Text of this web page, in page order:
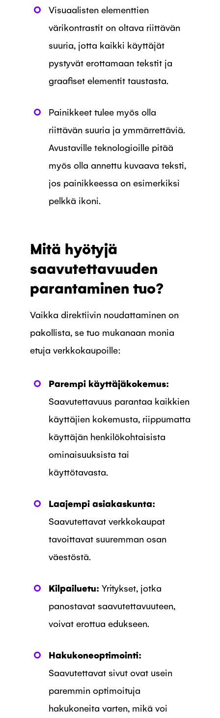
Visuaalisten elementtien
värikontrastit on oltava riittävän
suuria, jotta kaikki käyttäjät
pystyvät erottamaan tekstit ja
graafiset elementit taustasta.
Painikkeet tulee myös olla
riittävän suuria ja ymmärrettäviä.
Avustaville teknologioille pitää
myös olla annettu kuvaava teksti,
jos painikkeessa on esimerkiksi
pelkkä ikoni.
Mitä hyötyjä
saavutettavuuden
parantaminen tuo?
Vaikka direktiivin noudattaminen on
pakollista, se tuo mukanaan monia
etuja verkkokaupoille:
Parempi käyttäjäkokemus:
Saavutettavuus parantaa kaikkien
käyttäjien kokemusta, riippumatta
käyttäjän henkilökohtaisista
ominaisuuksista tai
käyttötavasta.
Laajempi asiakaskunta:
Saavutettavat verkkokaupat
tavoittavat suuremman osan
väestöstä.
Kilpailuetu: Yritykset, jotka
panostavat saavutettavuuteen,
voivat erottua edukseen.
Hakukoneoptimointi:
Saavutettavat sivut ovat usein
paremmin optimoituja
hakukoneita varten, mikä voi